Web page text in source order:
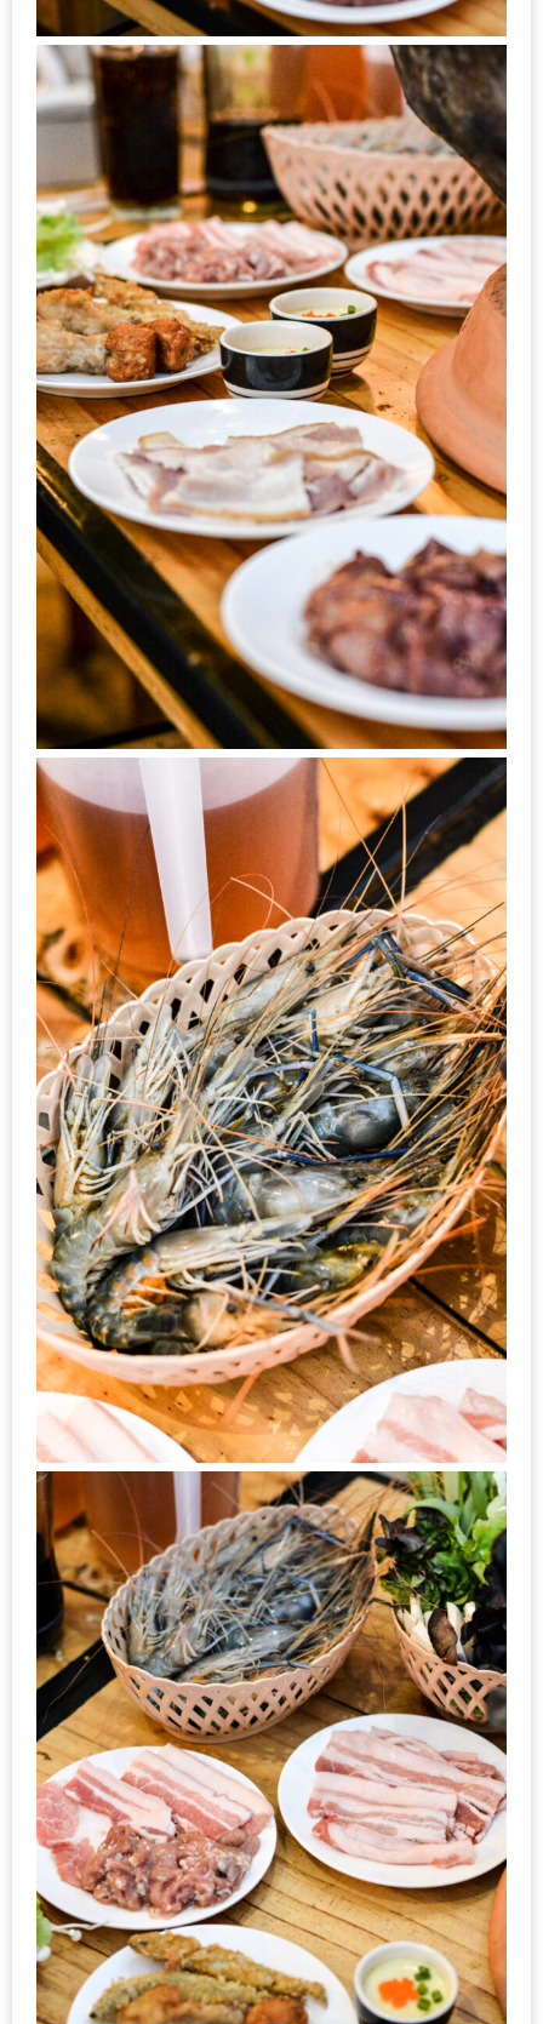
200
บาท
อร่อย
ตาม
รอย
น้า
อ้วน
ชวน
หิว
ติดต่อ
น้า
อ้วน
ติดต่อ
น้า
อ้วน
น้า
อ้วน
ชวน
คุย
นโยบาย
ความ
เป็น
ส่วน
ตัว
นโยบาย
ความ
เป็น
ส่วน
ตัว
ประกาศ
ผล
ผู้
โชค
กับ
น้า
อ้วน
ครั้ง
ที่
1
พา
เพื่อน
มา
ม่วน
กั๋น
บน
INSTAGRAM
รวม
โปร